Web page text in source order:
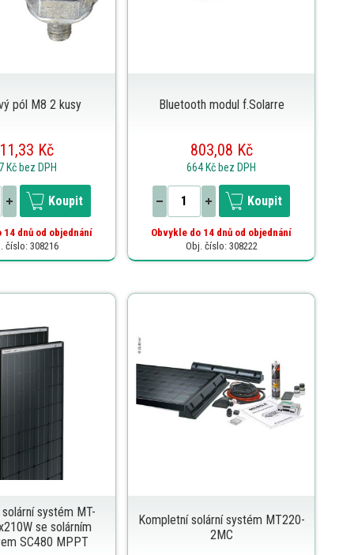
pól M8 2 kusy
Kč
Kč bez DPH
Koupit
14 dnů od objednání
číslo: 308216
Bluetooth modul f.Solarre
803,08 Kč
664 Kč bez DPH
Koupit
Obvykle do 14 dnů od objednání
Obj. číslo: 308222
systém MT-
se solárním
SC480 MPPT
Kompletní solární systém MT220-
2MC